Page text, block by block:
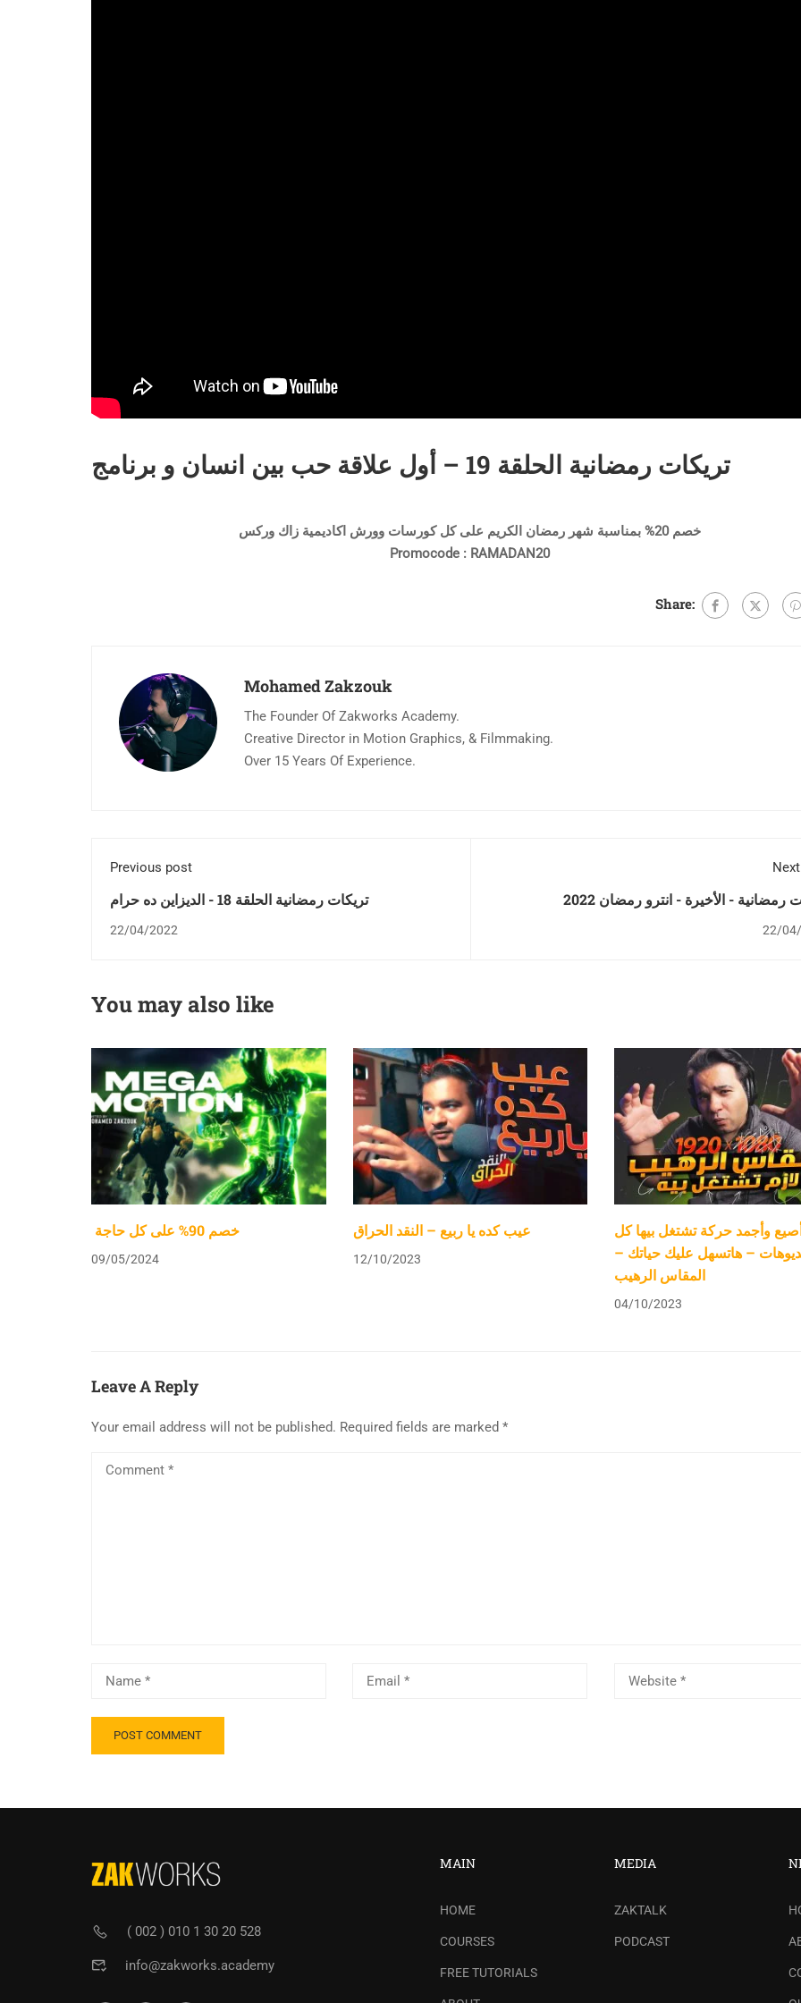
تريكات رمضانية الحلقة 19 – أول علاقة حب بين انسان و برنامج
خصم 20% بمناسبة شهر رمضان الكريم على كل كورسات وورش اكاديمية زاك وركس
Promocode : RAMADAN20
Share:
Mohamed Zakzouk
The Founder Of Zakworks Academy.
Creative Director in Motion Graphics, & Filmmaking.
Over 15 Years Of Experience.
Previous post
تريكات رمضانية الحلقة 18 - الديزاين ده حرام
22/04/2022
رمضانية - الأخيرة - انترو رمضان 2022
22/
You may also like
خصم 90% على كل حاجة
09/05/2024
عيب كده يا ربيع – النقد الحراق
12/10/2023
وأجمد حركة تشتغل بيها كل
– هاتسهل عليك حياتك –
المقاس الرهيب
04/10/2023
Leave A Reply
Your email address will not be published. Required fields are marked *
( 002 ) 010 1 30 20 528
info@zakworks.academy
MAIN
HOME
COURSES
FREE TUTORIALS
MEDIA
ZAKTALK
PODCAST